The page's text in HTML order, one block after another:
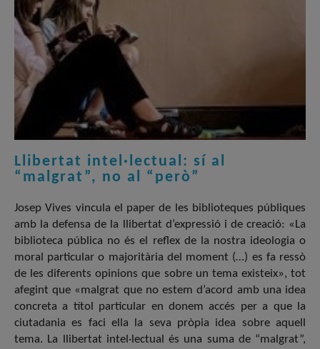
Llibertat intel·lectual: sí al
“malgrat”, no al “però”
Josep Vives vincula el paper de les biblioteques públiques
amb la defensa de la llibertat d’expressió i de creació: «La
biblioteca pública no és el reflex de la nostra ideologia o
moral particular o majoritària del moment (…) es fa ressò
de les diferents opinions que sobre un tema existeix», tot
afegint que «malgrat que no estem d’acord amb una idea
concreta a títol particular en donem accés per a que la
ciutadania es faci ella la seva pròpia idea sobre aquell
tema. La llibertat intel·lectual és una suma de “malgrat”,